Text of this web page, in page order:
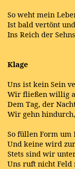
So weht mein
Ist bald vertönt
Ins Reich der
Klage
Uns ist kein Sein
Wir fließen willig
Dem Tag, der
Wir gehn
So füllen Form um
Und keine wird
Stets sind wir
Uns ruft nicht Feld